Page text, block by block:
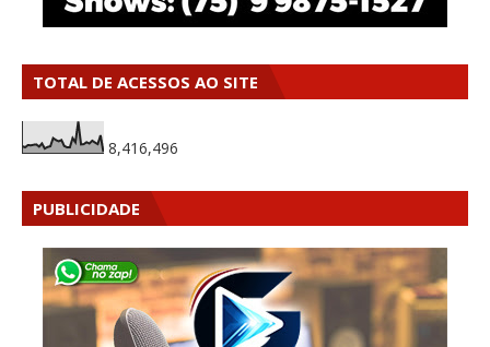
TOTAL DE ACESSOS AO SITE
8,416,496
PUBLICIDADE